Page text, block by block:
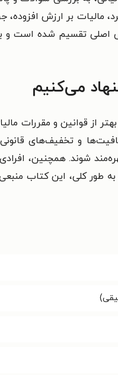
بر ارزش افزوده،
اصلی تقسیم شده است
از قوانین و مقررات
و تخفیف‌های قانونی
شوند. همچنین،
طور کلی، این کتاب